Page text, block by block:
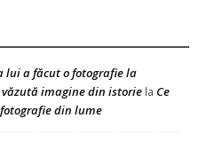
lui a făcut o fotografie la
imagine din istorie la Ce
din lume